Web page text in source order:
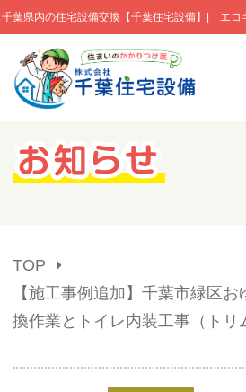
千葉県内の住宅設備交換【千葉住宅設備】| エコ
このページの本文へ移動
キャンペーン一覧
TOP
【施工事例追加】千葉市緑区
換作業とトイレ内装工事（ト